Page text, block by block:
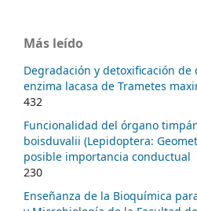
Más leído
Degradación y detoxificación
enzima lacasa de Trametes
432
Funcionalidad del órgano
boisduvalii (Lepidoptera:
posible importancia conductual
230
Enseñanza de la Bioquímica